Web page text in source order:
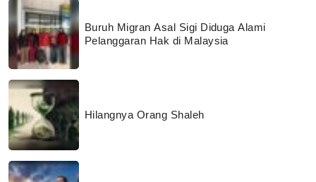
Buruh Migran Asal Sigi Diduga Alami
Pelanggaran Hak di Malaysia
Hilangnya Orang Shaleh